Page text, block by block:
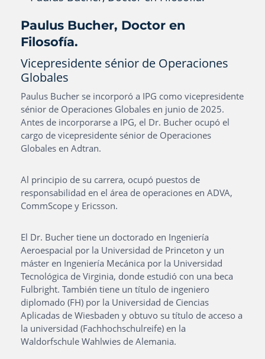
Paulus Bucher, Doctor en
Filosofía.
Vicepresidente sénior de Operaciones
Globales
Paulus Bucher se incorporó a IPG como vicepresidente
sénior de Operaciones Globales en junio de 2025.
Antes de incorporarse a IPG, el Dr. Bucher ocupó el
cargo de vicepresidente sénior de Operaciones
Globales en Adtran.
Al principio de su carrera, ocupó puestos de
responsabilidad en el área de operaciones en ADVA,
CommScope y Ericsson.
El Dr. Bucher tiene un doctorado en Ingeniería
Aeroespacial por la Universidad de Princeton y un
máster en Ingeniería Mecánica por la Universidad
Tecnológica de Virginia, donde estudió con una beca
Fulbright. También tiene un título de ingeniero
diplomado (FH) por la Universidad de Ciencias
Aplicadas de Wiesbaden y obtuvo su título de acceso a
la universidad (Fachhochschulreife) en la
Waldorfschule Wahlwies de Alemania.